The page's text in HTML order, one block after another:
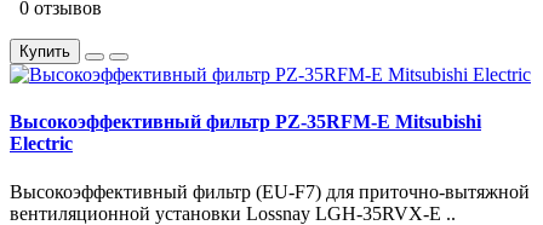
0 отзывов
Купить
Высокоэффективный фильтр PZ-35RFM-E Mitsubishi
Electric
Высокоэффективный фильтр (EU-F7) для приточно-вытяжной
вентиляционной установки Lossnay LGH-35RVX-E ..